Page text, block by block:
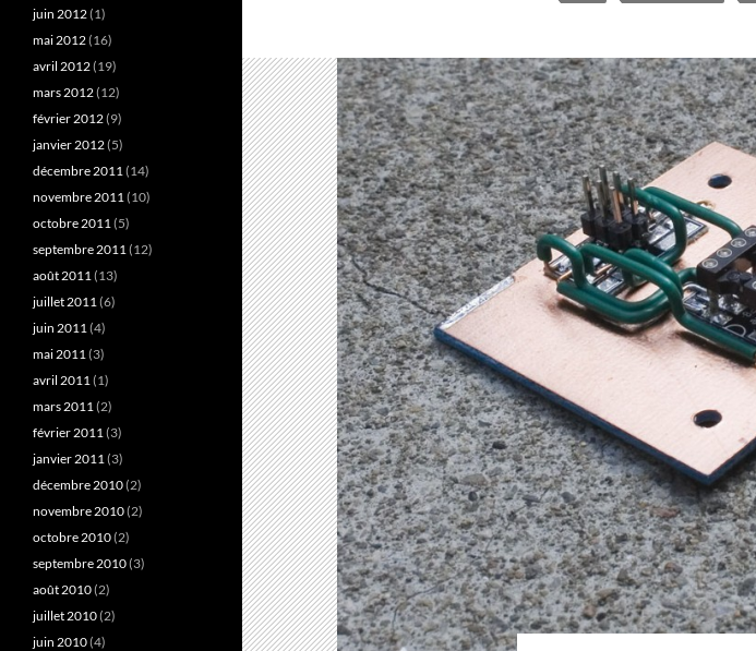
juin 2012(1)
mai 2012(16)
avril 2012(19)
mars 2012(12)
février 2012(9)
janvier 2012(5)
décembre 2011(14)
novembre 2011(10)
octobre 2011(5)
septembre 2011(12)
août 2011(13)
juillet 2011(6)
juin 2011(4)
mai 2011(3)
avril 2011(1)
mars 2011(2)
février 2011(3)
janvier 2011(3)
décembre 2010(2)
novembre 2010(2)
octobre 2010(2)
septembre 2010(3)
août 2010(2)
juillet 2010(2)
juin 2010(4)